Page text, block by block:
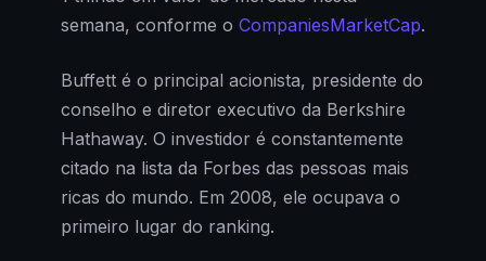
semana, conforme o CompaniesMarketCap.
Buffett é o principal acionista, presidente do
conselho e diretor executivo da Berkshire
Hathaway. O investidor é constantemente
citado na lista da Forbes das pessoas mais
ricas do mundo. Em 2008, ele ocupava o
primeiro lugar do ranking.